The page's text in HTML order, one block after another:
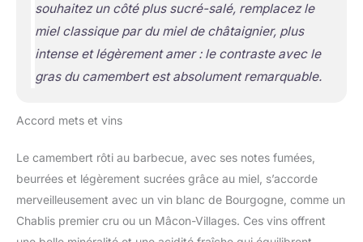
souhaitez un côté plus sucré-salé, remplacez le
miel classique par du miel de châtaignier, plus
intense et légèrement amer : le contraste avec le
gras du camembert est absolument remarquable.
Accord mets et vins
Le camembert rôti au barbecue, avec ses notes fumées,
beurrées et légèrement sucrées grâce au miel, s’accorde
merveilleusement avec un vin blanc de Bourgogne, comme un
Chablis premier cru ou un Mâcon-Villages. Ces vins offrent